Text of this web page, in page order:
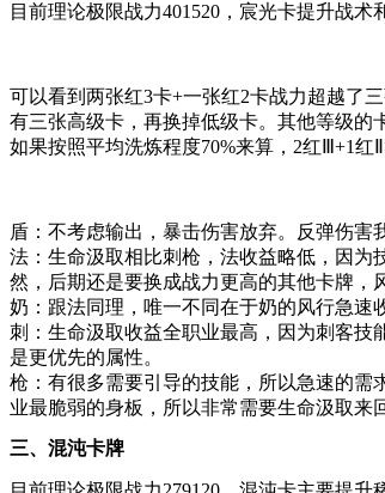
目前理论极限战力401520，宸光卡提升战
可以看到两张红3卡+一张红2卡战力超越了
有三张高级卡，再换掉低级卡。其他等级的
如果按照平均洗炼程度70%来算，2红Ⅲ+1红
盾：不考虑输出，暴击伤害放弃。反弹伤
法：生命汲取相比刺枪，法收益略低，因为
然，后期还是要换成战力更高的其他卡牌，
奶：跟法同理，唯一不同在于奶的风行急速
刺：生命汲取收益全职业最高，因为刺客技
是更优先的属性。
枪：有很多需要引导的技能，所以急速的需
业最脆弱的身板，所以非常需要生命汲取来
三、混沌卡牌